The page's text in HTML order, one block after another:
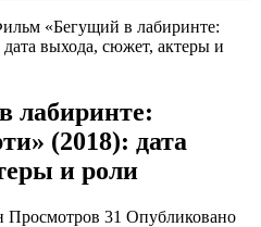
«Бегущий в лабиринте:
выхода, сюжет, актеры и
лабиринте:
(2018): дата
и роли
Просмотров 31 Опубликовано